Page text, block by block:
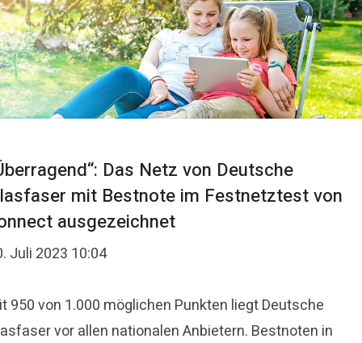
Das Netz von Deutsche
mit Bestnote im Festnetztest von
ausgezeichnet
Juli 2023 10:04
950 von 1.000 möglichen Punkten liegt Deutsche
vor allen nationalen Anbietern. Bestnoten in